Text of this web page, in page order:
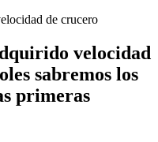
velocidad
sabremos los
primeras